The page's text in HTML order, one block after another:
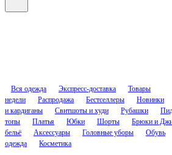
Вся одежда Экспресс-доставка
Товары
недели
Распродажа Бестселлеры Новинки
и кардиганы
Свитшоты и худи Рубашки
топы
Платья Юбки Шорты Брюки и
бельё
Аксессуары Головные уборы Обувь
одежда
Косметика